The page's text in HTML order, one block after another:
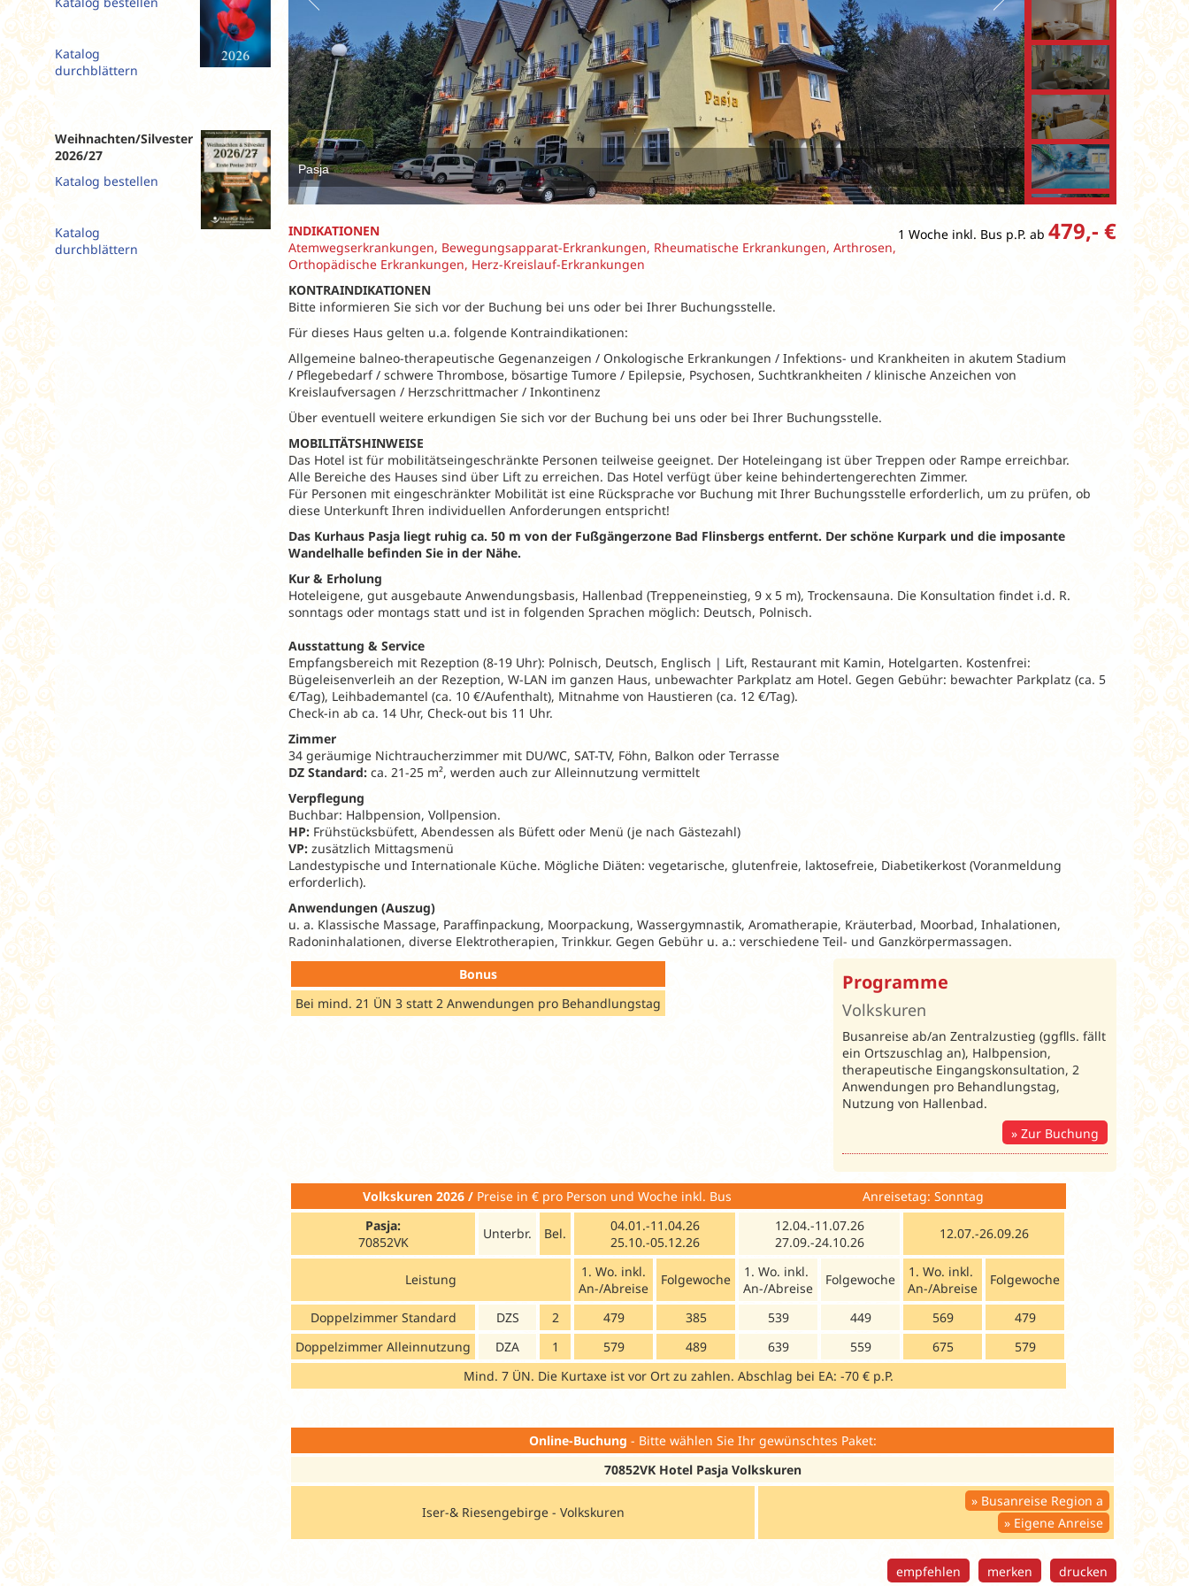
Slowenien
Spanien
Tschechien
Katalog
durchblättern
Weihnachten/Silvester
2026/27
Katalog bestellen
Katalog
durchblättern
Pasja
1 Woche inkl. Bus p.P. ab 479,- €
INDIKATIONEN
Atemwegserkrankungen, Bewegungsapparat-Erkrankungen, Rheumatische Erkrankungen, Arthrosen,
Orthopädische Erkrankungen, Herz-Kreislauf-Erkrankungen
KONTRAINDIKATIONEN
Bitte informieren Sie sich vor der Buchung bei uns oder bei Ihrer Buchungsstelle.
Für dieses Haus gelten u.a. folgende Kontraindikationen:
Allgemeine balneo-therapeutische Gegenanzeigen / Onkologische Erkrankungen / Infektions- und Krankheiten in akutem Stadium
/ Pflegebedarf / schwere Thrombose, bösartige Tumore / Epilepsie, Psychosen, Suchtkrankheiten / klinische Anzeichen von
Kreislaufversagen / Herzschrittmacher / Inkontinenz
Über eventuell weitere erkundigen Sie sich vor der Buchung bei uns oder bei Ihrer Buchungsstelle.
MOBILITÄTSHINWEISE
Das Hotel ist für mobilitätseingeschränkte Personen teilweise geeignet. Der Hoteleingang ist über Treppen oder Rampe erreichbar.
Alle Bereiche des Hauses sind über Lift zu erreichen. Das Hotel verfügt über keine behindertengerechten Zimmer.
Für Personen mit eingeschränkter Mobilität ist eine Rücksprache vor Buchung mit Ihrer Buchungsstelle erforderlich, um zu prüfen, ob
diese Unterkunft Ihren individuellen Anforderungen entspricht!
Das Kurhaus Pasja liegt ruhig ca. 50 m von der Fußgängerzone Bad Flinsbergs entfernt. Der schöne Kurpark und die imposante
Wandelhalle befinden Sie in der Nähe.
Kur & Erholung
Hoteleigene, gut ausgebaute Anwendungsbasis, Hallenbad (Treppeneinstieg, 9 x 5 m), Trockensauna. Die Konsultation findet i.d. R.
sonntags oder montags statt und ist in folgenden Sprachen möglich: Deutsch, Polnisch.
Ausstattung & Service
Empfangsbereich mit Rezeption (8-19 Uhr): Polnisch, Deutsch, Englisch | Lift, Restaurant mit Kamin, Hotelgarten. Kostenfrei:
Bügeleisenverleih an der Rezeption, W-LAN im ganzen Haus, unbewachter Parkplatz am Hotel. Gegen Gebühr: bewachter Parkplatz (ca. 5
€/Tag), Leihbademantel (ca. 10 €/Aufenthalt), Mitnahme von Haustieren (ca. 12 €/Tag).
Check-in ab ca. 14 Uhr, Check-out bis 11 Uhr.
Zimmer
34 geräumige Nichtraucherzimmer mit DU/WC, SAT-TV, Föhn, Balkon oder Terrasse
DZ Standard: ca. 21-25 m², werden auch zur Alleinnutzung vermittelt
Verpflegung
Buchbar: Halbpension, Vollpension.
HP: Frühstücksbüfett, Abendessen als Büfett oder Menü (je nach Gästezahl)
VP: zusätzlich Mittagsmenü
Landestypische und Internationale Küche. Mögliche Diäten: vegetarische, glutenfreie, laktosefreie, Diabetikerkost (Voranmeldung
erforderlich).
Anwendungen (Auszug)
u. a. Klassische Massage, Paraffinpackung, Moorpackung, Wassergymnastik, Aromatherapie, Kräuterbad, Moorbad, Inhalationen,
Radoninhalationen, diverse Elektrotherapien, Trinkkur. Gegen Gebühr u. a.: verschiedene Teil- und Ganzkörpermassagen.
Programme
Volkskuren
Busanreise ab/an Zentralzustieg (ggflls. fällt
ein Ortszuschlag an), Halbpension,
therapeutische Eingangskonsultation, 2
Anwendungen pro Behandlungstag,
Nutzung von Hallenbad.
Zur Buchung
Bonus
Bei mind. 21 ÜN 3 statt 2 Anwendungen pro Behandlungstag
Volkskuren 2026 / Preise in € pro Person und Woche inkl. Bus Anreisetag: Sonntag
Pasja:
70852VK
Unterbr. Bel.
04.01.-11.04.26
25.10.-05.12.26
12.04.-11.07.26
27.09.-24.10.26
12.07.-26.09.26
Leistung
1. Wo. inkl.
An-/Abreise
Folgewoche
1. Wo. inkl.
An-/Abreise
Folgewoche
1. Wo. inkl.
An-/Abreise
Folgewoche
Doppelzimmer Standard DZS 2 479 385 539 449 569
479
Doppelzimmer Alleinnutzung
DZA 1 579 489 639 559 675
579
Mind. 7 ÜN. Die Kurtaxe ist vor Ort zu zahlen. Abschlag bei EA: -70 € p.P.
Online-Buchung - Bitte wählen Sie Ihr gewünschtes Paket:
70852VK Hotel Pasja Volkskuren
Iser-& Riesengebirge - Volkskuren
Busanreise Region a
Eigene Anreise
drucken
merken
empfehlen